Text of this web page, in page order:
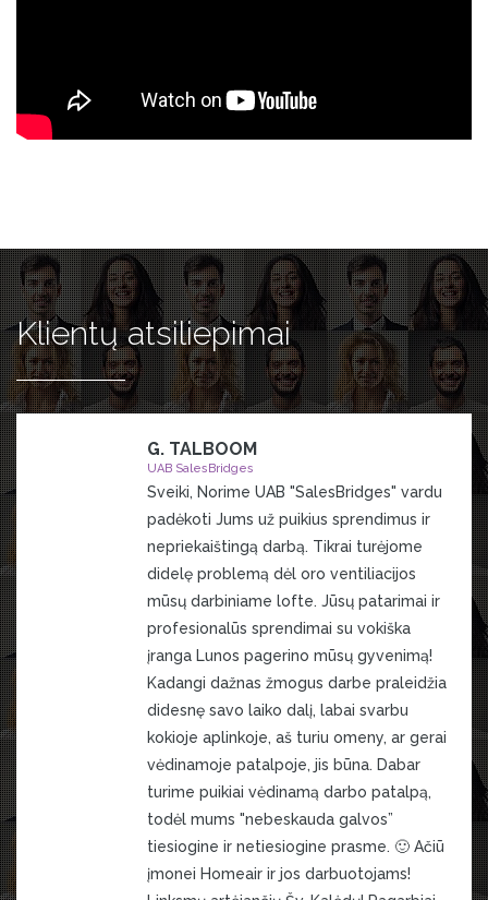
Klientų atsiliepimai
Sveiki, Norime UAB "SalesBridges" vardu
padėkoti Jums už puikius sprendimus ir
nepriekaištingą darbą. Tikrai turėjome
didelę problemą dėl oro ventiliacijos
mūsų darbiniame lofte. Jūsų patarimai ir
profesionalūs sprendimai su vokiška
įranga Lunos pagerino mūsų gyvenimą!
Kadangi dažnas žmogus darbe praleidžia
didesnę savo laiko dalį, labai svarbu
kokioje aplinkoje, aš turiu omeny, ar gerai
vėdinamoje patalpoje, jis būna. Dabar
turime puikiai vėdinamą darbo patalpą,
todėl mums "nebeskauda galvos”
tiesiogine ir netiesiogine prasme. 🙂 Ačiū
įmonei Homeair ir jos darbuotojams!
G. TALBOOM
UAB SalesBridges